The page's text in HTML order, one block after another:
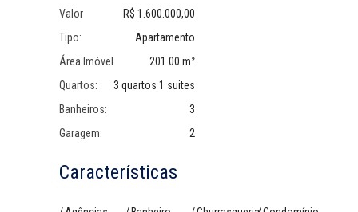
Valor
R$ 1.600.000,00
Tipo:
Apartamento
Área Imóvel
201.00 m²
Quartos:
3 quartos 1 suites
Banheiros:
3
Garagem:
2
Características